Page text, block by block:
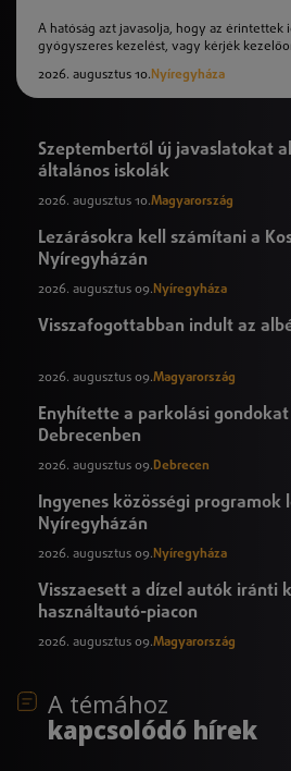
A hatóság azt javasolja, hogy az érintettek
gyógyszeres kezelést, vagy kérjék
2026. augusztus 10. Nyíregyháza
Szeptembertől új javaslatokat
általános iskolák
2026. augusztus 10.Magyarország
Lezárásokra kell számítani a
Nyíregyházán
2026. augusztus 09. Nyíregyháza
Visszafogottabban indult az
2026. augusztus 09.Magyarország
Enyhítette a parkolási
Debrecenben
2026. augusztus 09.Debrecen
Ingyenes közösségi programok
Nyíregyházán
2026. augusztus 09. Nyíregyháza
Visszaesett a dízel autók iránti
használtautó-piacon
2026. augusztus 09.Magyarország
A témához
kapcsolódó hírek